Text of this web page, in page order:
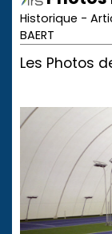
Historique -
BAERT
Les Photos